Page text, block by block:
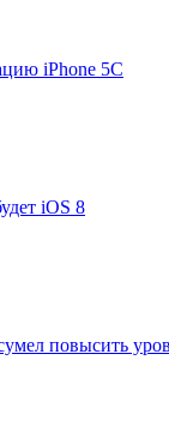
iPhone 5C
iOS 8
повысить